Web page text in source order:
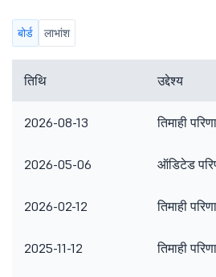
बोर्ड लाभांश
तिथि उद्देश्य
2026-08-13 तिमाही
2026-05-06 ऑडिटेड
2026-02-12 तिमाही
2025-11-12 तिमाही